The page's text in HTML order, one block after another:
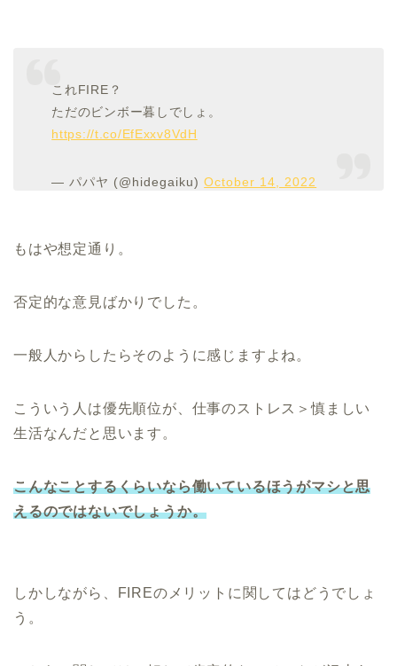
これFIRE？
ただのビンボー暮しでしょ。
https://t.co/EfExxv8VdH
— パパヤ (@hidegaiku)October 14, 2022
もはや想定通り。
否定的な意見ばかりでした。
一般人からしたらそのように感じますよね。
こういう人は優先順位が、仕事のストレス＞慎ましい
生活なんだと思います。
こんなことするくらいなら働いているほうがマシと思
えるのではないでしょうか。
しかしながら、FIREのメリットに関してはどうでしょ
う。